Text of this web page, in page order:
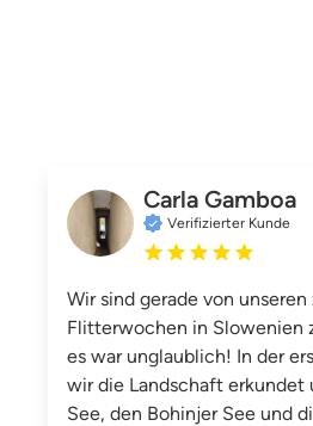
Carla Gamboa
Verifizierter Kunde
Wir sind gerade von
Flitterwochen in Slowenien
es war unglaublich! In der
wir die Landschaft erkundet
See, den Bohinjer See und